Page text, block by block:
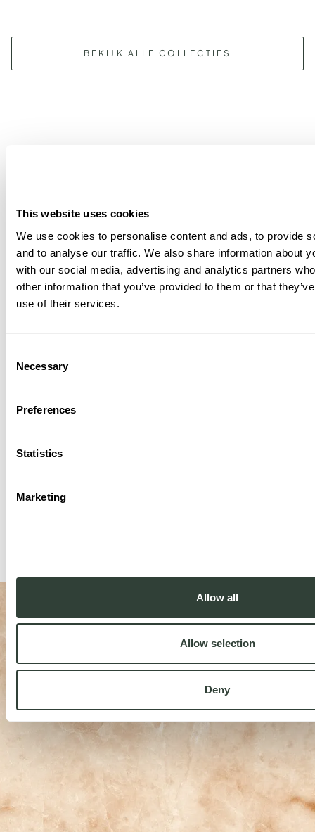
This website uses cookies
We use cookies to personalise content and ads, to provide
and to analyse our traffic. We also share information about
with our social media, advertising and analytics partners
other information that you’ve provided to them or that
use of their services.
Selection
Necessary
Preferences
Statistics
Marketing
Allow all
Allow selection
Deny
BEKIJK ALLE COLLECTIES
REQUEST A BROCHURE
VERHALEN VAN COLLECTIE EIGENAREN
maken deel uit van de August Community. Luister rechtstreeks
naar hen en ontdek hun ervaringen met onze collecties.